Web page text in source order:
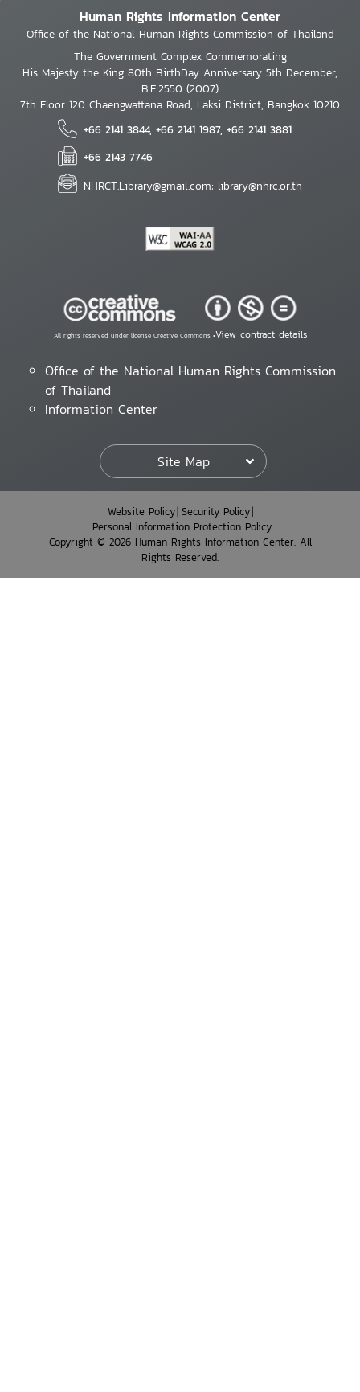
Human Rights Information Center
Office of the National Human Rights Commission of Thailand
The Government Complex Commemorating
His Majesty the King 80th BirthDay Anniversary 5th December,
B.E.2550 (2007)
7th Floor 120 Chaengwattana Road, Laksi District, Bangkok 10210
+66 2141 3844, +66 2141 1987, +66 2141 3881
+66 2143 7746
NHRCT.Library@gmail.com; library@nhrc.or.th
All rights reserved under license Creative Commons •View contract details
Office of the National Human Rights Commission
of Thailand
Information Center
Site Map
Website Policy Security Policy
Personal Information Protection Policy
Copyright © 2026 Human Rights Information Center. All
Rights Reserved.